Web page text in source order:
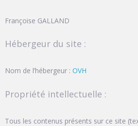
Françoise GALLAND
Hébergeur du site :
Nom de l’hébergeur : OVH
Propriété intellectuelle :
Tous les contenus présents sur ce site